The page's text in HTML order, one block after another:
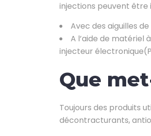
injections peuvent être
Avec des aiguilles
A l’aide de matériel
injecteur
Que
Toujours des produits
décontracturants,